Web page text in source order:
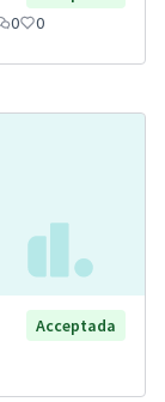
0 0
Acceptada